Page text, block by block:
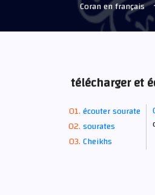
Coran en français
télécharger et
écouter sourate
sourates
Cheikhs